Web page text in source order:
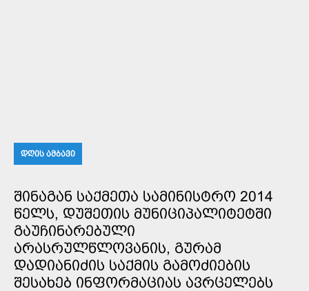
ᲓᲦᲘᲡ ᲐᲛᲑᲐᲕᲘ
ᲨᲘᲜᲐᲒᲐᲜ ᲡᲐᲥᲛᲔᲗᲐ ᲡᲐᲛᲘᲜᲘᲡᲢᲠᲝ 2014
ᲬᲔᲚᲡ, ᲓᲣᲨᲔᲗᲘᲡ ᲛᲣᲜᲘᲪᲘᲞᲐᲚᲘᲢᲔᲢᲨᲘ
ᲒᲐᲣᲩᲘᲜᲐᲠᲔᲑᲣᲚᲘ
ᲐᲠᲐᲡᲠᲣᲚᲬᲚᲝᲕᲐᲜᲘᲡ, ᲒᲣᲠᲐᲛ
ᲓᲐᲓᲘᲐᲜᲘᲫᲘᲡ ᲡᲐᲥᲛᲘᲡ ᲒᲐᲛᲝᲫᲘᲔᲑᲘᲡ
ᲨᲔᲡᲐᲮᲔᲑ ᲘᲜᲤᲝᲠᲛᲐᲪᲘᲐᲡ ᲐᲕᲠᲪᲔᲚᲔᲑᲡ